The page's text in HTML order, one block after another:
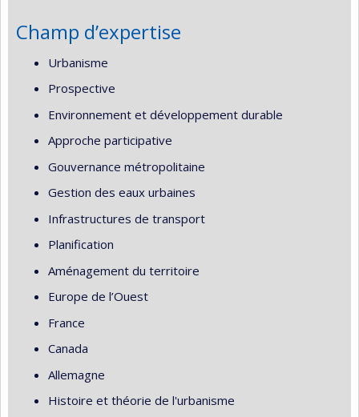
Champ d’expertise
Urbanisme
Prospective
Environnement et développement durable
Approche participative
Gouvernance métropolitaine
Gestion des eaux urbaines
Infrastructures de transport
Planification
Aménagement du territoire
Europe de l’Ouest
France
Canada
Allemagne
Histoire et théorie de l'urbanisme